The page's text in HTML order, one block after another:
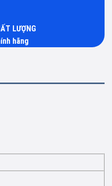
LƯỢNG
hãng